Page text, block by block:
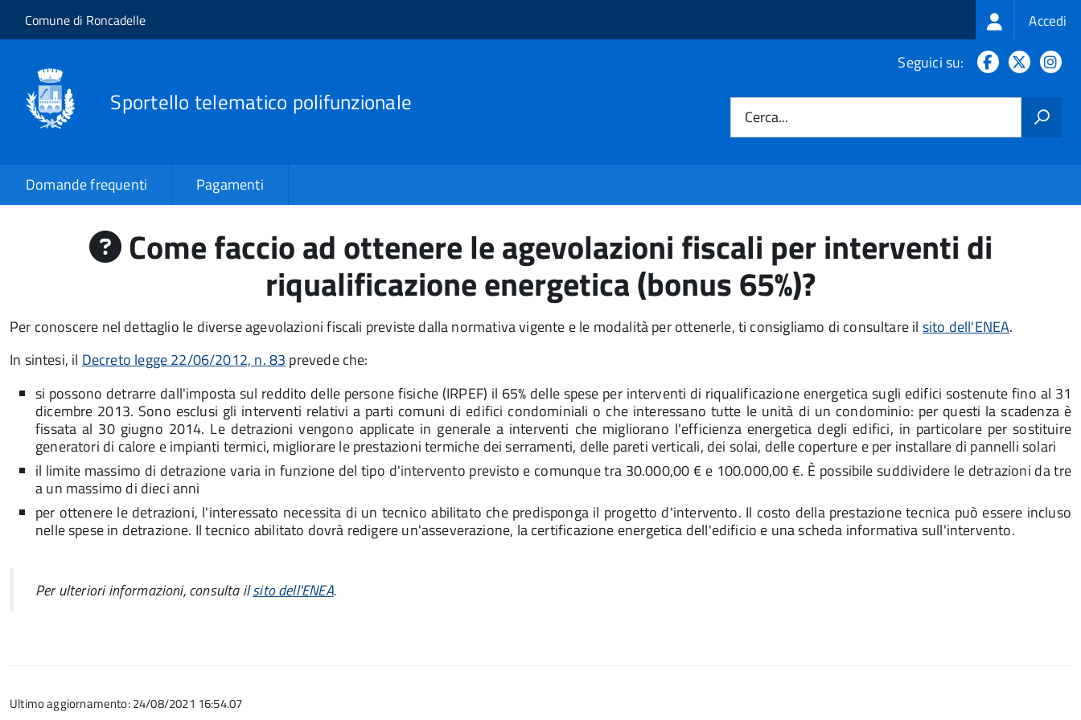
Salta al contenuto principale
Skip to site navigation
Comune di Roncadelle Login
menu
Accedi
Sportello telematico polifunzionale
Seguici su: Facebook
X
Cerca...
Domande frequenti Pagamenti
Come faccio ad ottenere le agevolazioni fiscali per interventi di
riqualificazione energetica (bonus 65%)?
Per conoscere nel dettaglio le diverse agevolazioni fiscali previste dalla normativa vigente e le modalità per ottenerle, ti consigliamo di consultare il sito dell'ENEA.
In sintesi, il Decreto legge 22/06/2012, n. 83 prevede che:
si possono detrarre dall'imposta sul reddito delle persone fisiche (IRPEF) il 65% delle spese per interventi di riqualificazione energetica sugli edifici sostenute fino al 31
dicembre 2013. Sono esclusi gli interventi relativi a parti comuni di edifici condominiali o che interessano tutte le unità di un condominio: per questi la scadenza è
fissata al 30 giugno 2014. Le detrazioni vengono applicate in generale a interventi che migliorano l'efficienza energetica degli edifici, in particolare per sostituire
generatori di calore e impianti termici, migliorare le prestazioni termiche dei serramenti, delle pareti verticali, dei solai, delle coperture e per installare di pannelli solari
il limite massimo di detrazione varia in funzione del tipo d'intervento previsto e comunque tra 30.000,00 € e 100.000,00 €. È possibile suddividere le detrazioni da tre
a un massimo di dieci anni
per ottenere le detrazioni, l'interessato necessita di un tecnico abilitato che predisponga il progetto d'intervento. Il costo della prestazione tecnica può essere incluso
nelle spese in detrazione. Il tecnico abilitato dovrà redigere un'asseverazione, la certificazione energetica dell'edificio e una scheda informativa sull'intervento.
Per ulteriori informazioni, consultailsito dell'ENEA.
Ultimo aggiornamento: 24/08/2021 16:54.07